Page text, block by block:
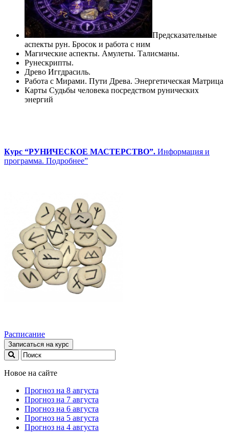
Предсказательные
аспекты рун. Бросок и работа с ним
Магические аспекты. Амулеты. Талисманы.
Рунескрипты.
Древо Иггдрасиль.
Работа с Мирами. Пути Древа. Энергетическая Матрица
Карты Судьбы человека посредством рунических
энергий
Курс “РУНИЧЕСКОЕ МАСТЕРСТВО”. Информация и
программа. Подробнее”
Расписание
Записаться на курс
Новое на сайте
Прогноз на 8 августа
Прогноз на 7 августа
Прогноз на 6 августа
Прогноз на 5 августа
Прогноз на 4 августа